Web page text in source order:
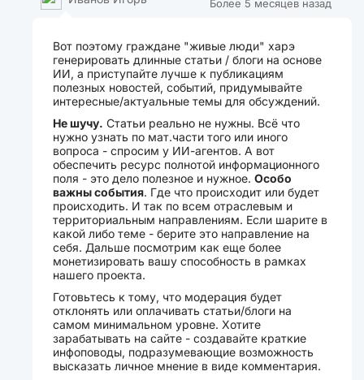
Более 5 месяцев назад
Вот поэтому граждане "живые люди" харэ
генерировать длинные статьи / блоги на основе
ИИ, а приступайте лучше к публикациям
полезных новостей, событий, придумывайте
интересные/актуальные темы для обсуждений.
Не шучу. Статьи реально не нужны. Всё что
нужно узнать по мат.части того или иного
вопроса - спросим у ИИ-агентов. А вот
обеспечить ресурс полнотой информационного
поля - это дело полезное и нужное.Особо
важны события. Где что происходит или будет
происходить. И так по всем отраслевым и
территориальным направлениям. Если шарите в
какой либо теме - берите это направление на
себя. Дальше посмотрим как еще более
монетизировать вашу способность в рамках
нашего проекта.
Готовьтесь к тому, что модерация будет
отклонять или оплачивать статьи/блоги на
самом минимальном уровне. Хотите
зарабатывать на сайте - создавайте краткие
инфоповоды, подразумевающие возможность
высказать личное мнение в виде комментария.